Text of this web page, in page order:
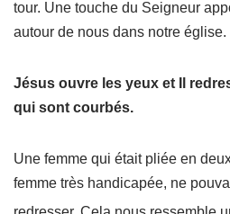
tour. Une touche du Seigneur
autour de nous dans notre église.
Jésus ouvre les yeux et Il
qui sont courbés.
Une femme qui était pliée en
femme très handicapée, ne